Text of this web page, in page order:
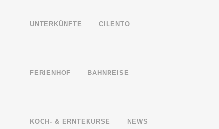
UNTERKÜNFTE CILENTO
FERIENHOF BAHNREISE
KOCH- & ERNTEKURSE NEWS